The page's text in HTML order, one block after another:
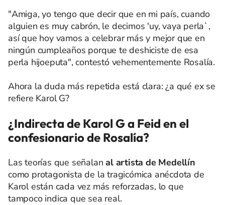
"Amiga, yo tengo que decir que en mi país, cuando
alguien es muy cabrón, le decimos 'uy, vaya perla`,
así que hoy vamos a celebrar más y mejor que en
ningún cumpleaños porque te deshiciste de esa
perla hijoeputa", contestó vehementemente Rosalía.
Ahora la duda más repetida está clara: ¿a qué ex se
refiere Karol G?
¿Indirecta de Karol G a Feid en el
confesionario de Rosalía?
Las teorías que señalanal artista de Medellín
como protagonista de la tragicómica anécdota de
Karol están cada vez más reforzadas, lo que
tampoco indica que sea real.